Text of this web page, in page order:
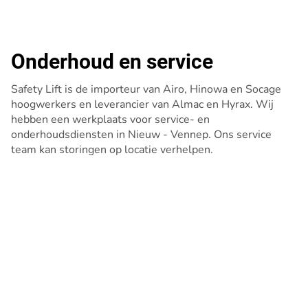
Onderhoud en service
Safety Lift is de importeur van Airo, Hinowa en Socage
hoogwerkers en leverancier van Almac en Hyrax. Wij
hebben een werkplaats voor service- en
onderhoudsdiensten in Nieuw - Vennep. Ons service
team kan storingen op locatie verhelpen.